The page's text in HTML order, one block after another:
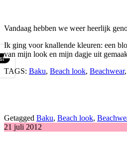
Vandaag hebben we weer heerlijk
Ik ging voor knallende kleuren: een
van mijn look en mijn dagje uit
TAGS: Baku, Beach look, Beachwear,
Getagged Baku, Beach look,
21 juli 2012